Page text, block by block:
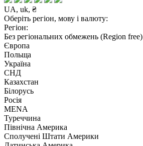
UA, uk, ₴
Оберіть регіон, мову і валюту:
Регіон:
Без регіональних обмежень (Region free)
Європа
Польща
Україна
СНД
Казахстан
Білорусь
Росія
MENA
Туреччина
Північна Америка
Сполучені Штати Америки